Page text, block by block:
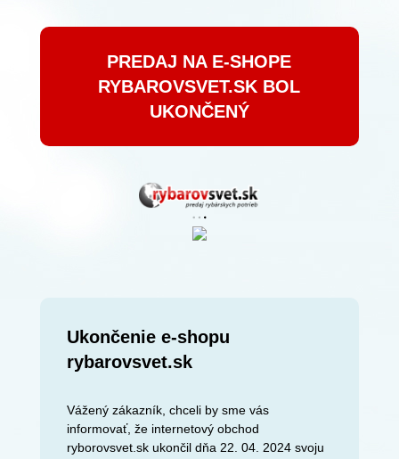
PREDAJ NA E-SHOPE
RYBAROVSVET.SK BOL
UKONČENÝ
Ukončenie e-shopu
rybarovsvet.sk
Vážený zákazník, chceli by sme vás
informovať, že internetový obchod
ryborovsvet.sk ukončil dňa 22. 04. 2024 svoju